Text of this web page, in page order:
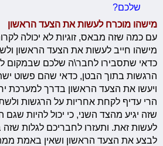
שלכם?
מישהו מוכרח לעשות את הצעד הראשון
עם כמה שזה מבאס, זוגיות לא יכולה
מישהו חייב לעשות את הצעד הראשון
כדאי שתסבירו לחבר\ה שלכם שבמקום
הרגשות בתוך הבטן, כדאי שהם פשוט
ויעשו את הצעד הראשון בדרך למערכת
הרי עדיף לקחת אחריות על הרגשות
שזה יגיע מהצד השני, כי יכול להיות
לעשות זאת. ותעזרו לחבריכם לגלות
לבצע את הצעד הראשון ושאין באמת